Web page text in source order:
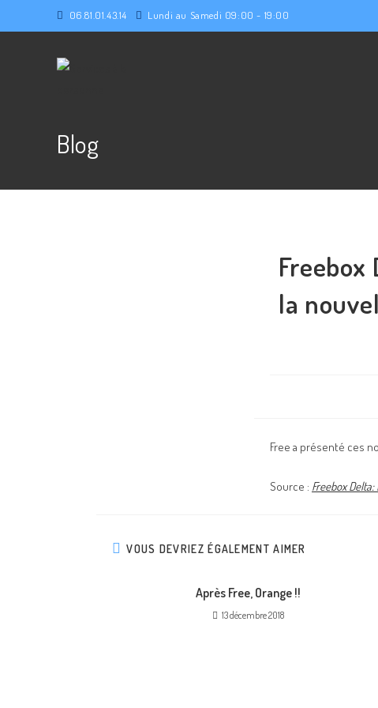
06.81.01.43.14 Lundi au Samedi 09:00 - 19:00
Blog
la
Free a présenté ces
Source : Freebox
VOUS DEVRIEZ ÉGALEMENT AIMER
Après Free, Orange !!
13 décembre 2018